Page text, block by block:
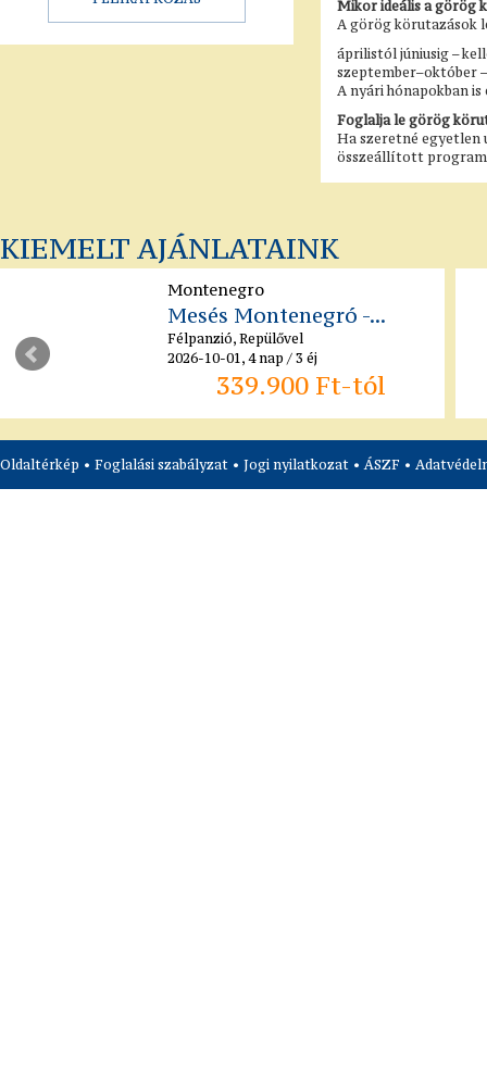
Mikor ideális a görög
A görög körutazások
áprilistól júniusig –
szeptember–október
A nyári hónapokban is
Foglalja le görög
Ha szeretné egyetlen
összeállított
KIEMELT AJÁNLATAINK
Montenegro
Mesés Montenegró -...
Félpanzió, Repülővel
2026-10-01, 4 nap / 3 éj
339.900 Ft-tól
Oldaltérkép • Foglalási szabályzat • Jogi nyilatkozat • ÁSZF •